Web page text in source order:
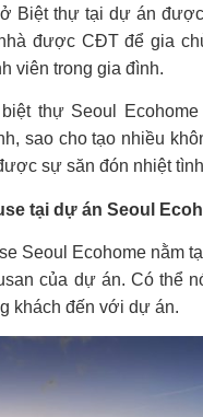
Biệt thự tại dự án
được CĐT để gia
viên trong gia đình.
thự Seoul
sao cho tạo nhiều
sự săn đón nhiệt
tại dự án Seoul
Seoul Ecohome nằm
của dự án. Có thể
khách đến với dự án.